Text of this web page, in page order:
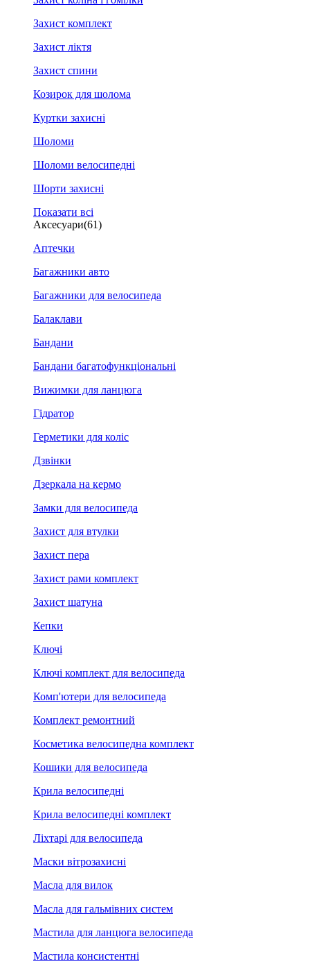
Захист комплект
Захист ліктя
Захист спини
Козирок для шолома
Куртки захисні
Шоломи
Шоломи велосипедні
Шорти захисні
Показати всі
Аксесуари(61)
Аптечки
Багажники авто
Багажники для велосипеда
Балаклави
Бандани
Бандани багатофункціональні
Вижимки для ланцюга
Гідратор
Герметики для коліс
Дзвінки
Дзеркала на кермо
Замки для велосипеда
Захист для втулки
Захист пера
Захист рами комплект
Захист шатуна
Кепки
Ключі
Ключі комплект для велосипеда
Комп'ютери для велосипеда
Комплект ремонтний
Косметика велосипедна комплект
Кошики для велосипеда
Крила велосипедні
Крила велосипедні комплект
Ліхтарі для велосипеда
Маски вітрозахисні
Масла для вилок
Масла для гальмівних систем
Мастила для ланцюга велосипеда
Мастила консистентні